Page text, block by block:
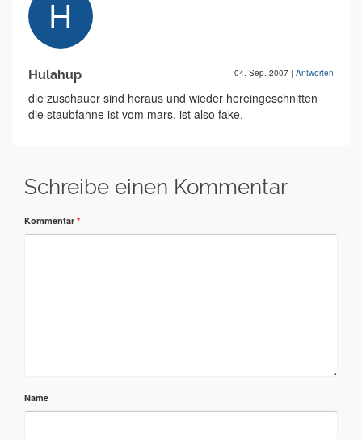
Hulahup 04. Sep. 2007 | Antworten
die zuschauer sind heraus und wieder hereingeschnitten
die staubfahne ist vom mars. ist also fake.
Schreibe einen Kommentar
Kommentar *
Name